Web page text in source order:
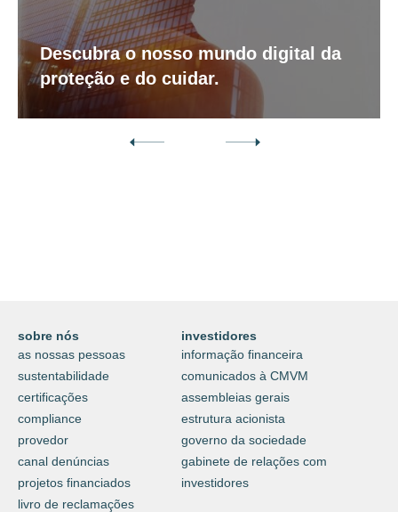
Descubra o nosso mundo digital da
proteção e do cuidar.
sobre nós
as nossas pessoas
sustentabilidade
certificações
compliance
provedor
canal denúncias
projetos financiados
livro de reclamações
investidores
informação financeira
comunicados à CMVM
assembleias gerais
estrutura acionista
governo da sociedade
gabinete de relações com
investidores